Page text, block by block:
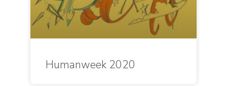
Humanweek 2020